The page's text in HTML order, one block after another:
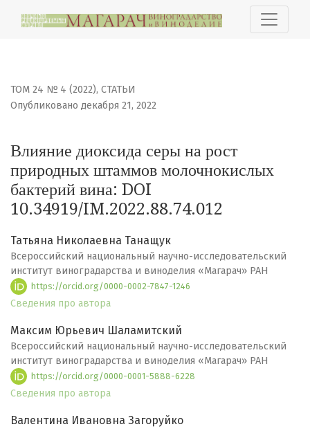
Влияние диоксида серы на рост природных штаммов
ТОМ 24 № 4 (2022), СТАТЬИ
Влияние диоксида серы на рост
природных штаммов молочнокислых
бактерий вина: DOI
10.34919/IM.2022.88.74.012
Опубликовано декабря 21, 2022
Татьяна Николаевна Танащук
Всероссийский национальный научно-исследовательский
институт виноградарства и виноделия «Магарач» РАН
https://orcid.org/0000-0002-7847-1246
Сведения про автора
Максим Юрьевич Шаламитский
Всероссийский национальный научно-исследовательский
институт виноградарства и виноделия «Магарач» РАН
https://orcid.org/0000-0001-5888-6228
Сведения про автора
Валентина Ивановна Загоруйко